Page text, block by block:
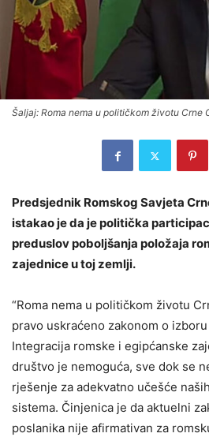
Šaljaj: Roma nema u političkom životu Crne
Predsjednik Romskog Savjeta
istakao je da je politička
preduslov poboljšanja položaja
zajednice u toj zemlji.
“Roma nema u političkom životu
pravo uskraćeno zakonom o
Integracija romske i egipćanske
društvo je nemoguća, sve dok se
rješenje za adekvatno učešće
sistema. Činjenica je da aktuelni
poslanika nije afirmativan za